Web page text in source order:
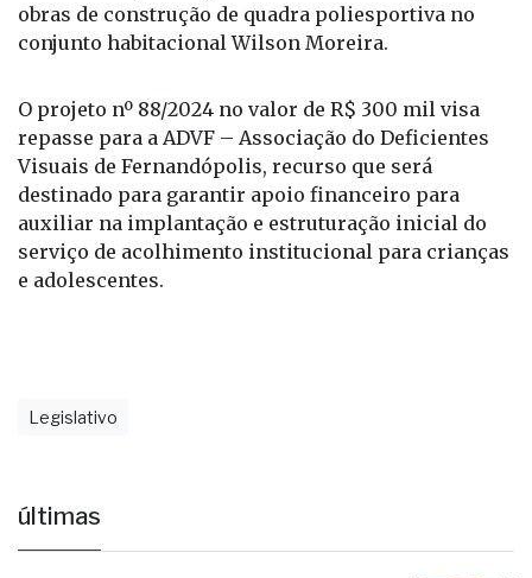
obras de construção de quadra poliesportiva no
conjunto habitacional Wilson Moreira.
O projeto nº 88/2024 no valor de R$ 300 mil visa
repasse para a ADVF – Associação do Deficientes
Visuais de Fernandópolis, recurso que será
destinado para garantir apoio financeiro para
auxiliar na implantação e estruturação inicial do
serviço de acolhimento institucional para crianças
e adolescentes.
Legislativo
últimas